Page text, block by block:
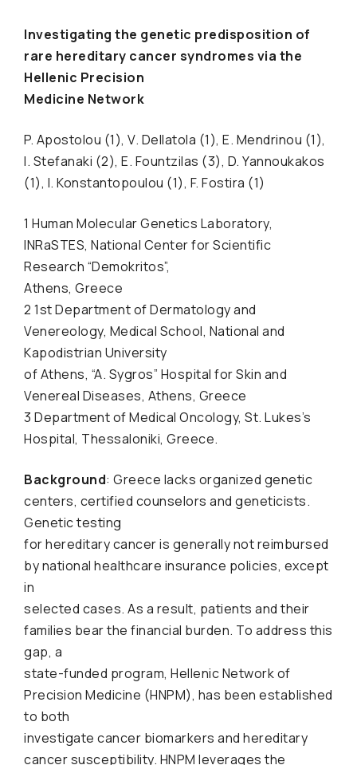
Investigating the genetic predisposition of
rare hereditary cancer syndromes via the
Hellenic Precision
Medicine Network
P. Apostolou (1), V. Dellatola (1), E. Mendrinou (1),
I. Stefanaki (2), E. Fountzilas (3), D. Yannoukakos
(1), I. Konstantopoulou (1), F. Fostira (1)
1 Human Molecular Genetics Laboratory,
INRaSTES, National Center for Scientific
Research “Demokritos”,
Athens, Greece
2 1st Department of Dermatology and
Venereology, Medical School, National and
Kapodistrian University
of Athens, “A. Sygros” Hospital for Skin and
Venereal Diseases, Athens, Greece
3 Department of Medical Oncology, St. Lukes’s
Hospital, Thessaloniki, Greece.
Background: Greece lacks organized genetic
centers, certified counselors and geneticists.
Genetic testing
for hereditary cancer is generally not reimbursed
by national healthcare insurance policies, except
in
selected cases. As a result, patients and their
families bear the financial burden. To address this
gap, a
state-funded program, Hellenic Network of
Precision Medicine (HNPM), has been established
to both
investigate cancer biomarkers and hereditary
cancer susceptibility. HNPM leverages the